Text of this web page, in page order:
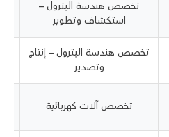
تخصص هندسة البترول –
استكشاف وتطوير
تخصص هندسة البترول – إنتاج
وتصدير
تخصص آلات كهربائية